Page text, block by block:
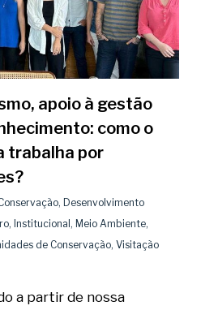
apoio à gestão
como o
trabalha por
, Desenvolvimento
, Institucional , Meio Ambiente,
de Conservação, Visitação
a partir de nossa